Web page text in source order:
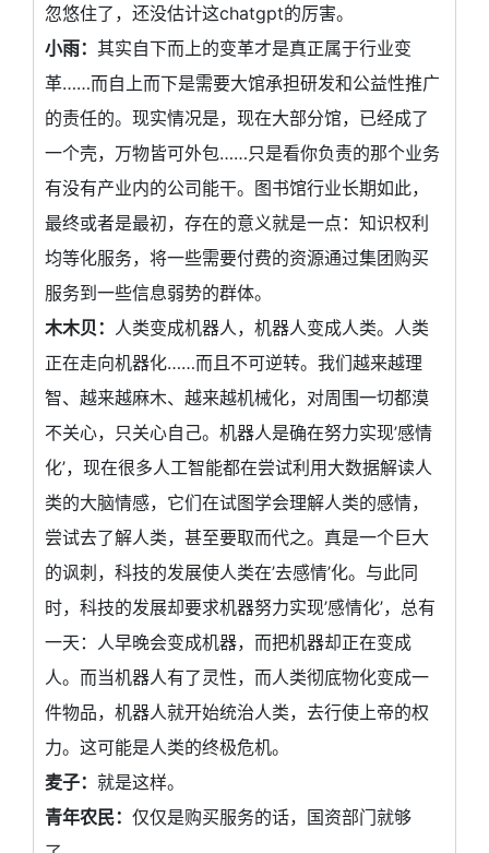
忽悠住了，还没估计这chatgpt的厉害。
小雨： 其实自下而上的变革才是真正属于行业变
革……而自上而下是需要大馆承担研发和公益性推广
的责任的。现实情况是，现在大部分馆，已经成了
一个壳，万物皆可外包……只是看你负责的那个业务
有没有产业内的公司能干。图书馆行业长期如此，
最终或者是最初，存在的意义就是一点：知识权利
均等化服务，将一些需要付费的资源通过集团购买
服务到一些信息弱势的群体。
木木贝： 人类变成机器人，机器人变成人类。人类
正在走向机器化……而且不可逆转。我们越来越理
智、越来越麻木、越来越机械化，对周围一切都漠
不关心，只关心自己。机器人是确在努力实现’感情
化’，现在很多人工智能都在尝试利用大数据解读人
类的大脑情感，它们在试图学会理解人类的感情，
尝试去了解人类，甚至要取而代之。真是一个巨大
的讽刺，科技的发展使人类在’去感情’化。与此同
时，科技的发展却要求机器努力实现’感情化’，总有
一天：人早晚会变成机器，而把机器却正在变成
人。而当机器人有了灵性，而人类彻底物化变成一
件物品，机器人就开始统治人类，去行使上帝的权
力。这可能是人类的终极危机。
麦子： 就是这样。
青年农民： 仅仅是购买服务的话，国资部门就够